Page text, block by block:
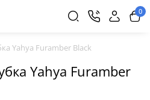
0
Yahya Furamber Black
Yahya Furamber